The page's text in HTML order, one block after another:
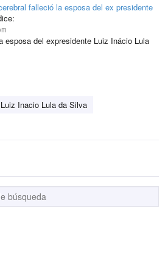
falleció la esposa del ex presidente
del expresidente Luiz Inácio Lula
Luiz Inacio Lula da Silva